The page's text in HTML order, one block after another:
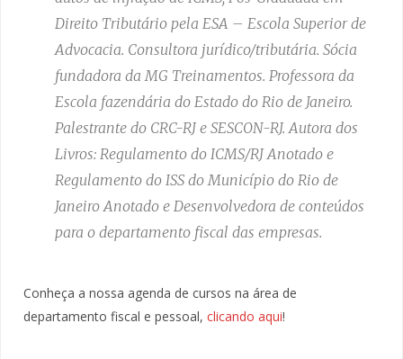
Direito Tributário pela ESA – Escola Superior de
Advocacia. Consultora jurídico/tributária. Sócia
fundadora da MG Treinamentos. Professora da
Escola fazendária do Estado do Rio de Janeiro.
Palestrante do CRC-RJ e SESCON-RJ. Autora dos
Livros: Regulamento do ICMS/RJ Anotado e
Regulamento do ISS do Município do Rio de
Janeiro Anotado e Desenvolvedora de conteúdos
para o departamento fiscal das empresas.
Conheça a nossa agenda de cursos na área de
departamento fiscal e pessoal, clicando aqui!